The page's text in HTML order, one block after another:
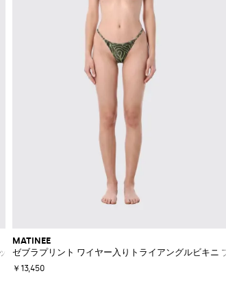
プ
MATINEE
ゼブラプリント ワイヤー入りトライアングルビキニ
￥13,450